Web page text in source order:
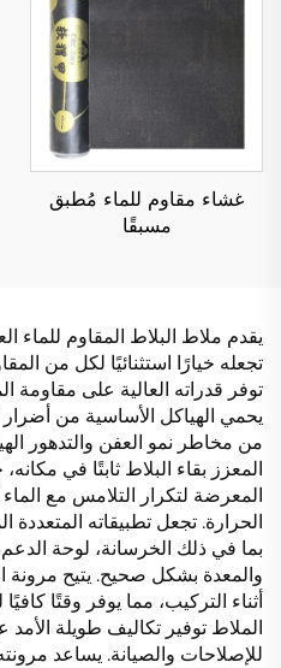
غشاء مقاوم للماء مُطبق
مسبقًا
يقدم ملاط البلاط المقاوم للماء
توفر قدراته العالية على مقاومة
يحمي الهياكل الأساسية من
من مخاطر نمو العفن والتدهور
المعزز بقاء البلاط ثابتًا في
المعرضة لتكرار التلامس مع
الحرارة. تجعل تطبيقاته المتعددة
بما في ذلك الخرسانة، لوحة
والمعدة بشكل صحيح. يتيح مرونة
أثناء التركيب، مما يوفر وقتًا
الملاط توفير تكاليف طويلة
للإصلاحات والصيانة. يساعد